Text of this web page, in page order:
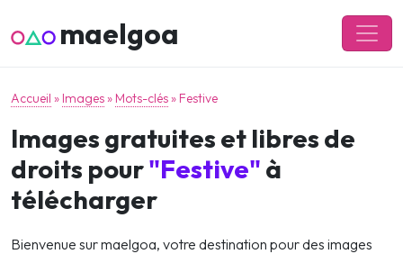
maelgoa
Accueil » Images» Mots-clés» Festive
Images gratuites et libres de
droits pour"Festive"à
télécharger
Bienvenue sur maelgoa, votre destination pour des images